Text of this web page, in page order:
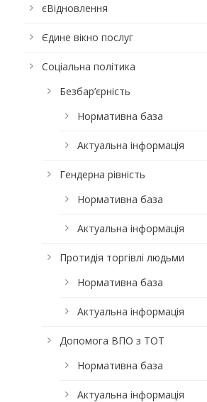
єВідновлення
Єдине вікно послуг
Соціальна політика
Безбар’єрність
Нормативна база
Актуальна інформація
Гендерна рівність
Нормативна база
Актуальна інформація
Протидія торгівлі людьми
Нормативна база
Актуальна інформація
Допомога ВПО з ТОТ
Нормативна база
Актуальна інформація